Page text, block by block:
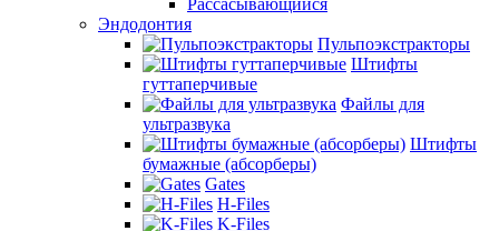
Рассасывающийся
Эндодонтия
Пульпоэкстракторы
Штифты
гуттаперчивые
Файлы для
ультразвука
Штифты
бумажные (абсорберы)
Gates
H-Files
K-Files